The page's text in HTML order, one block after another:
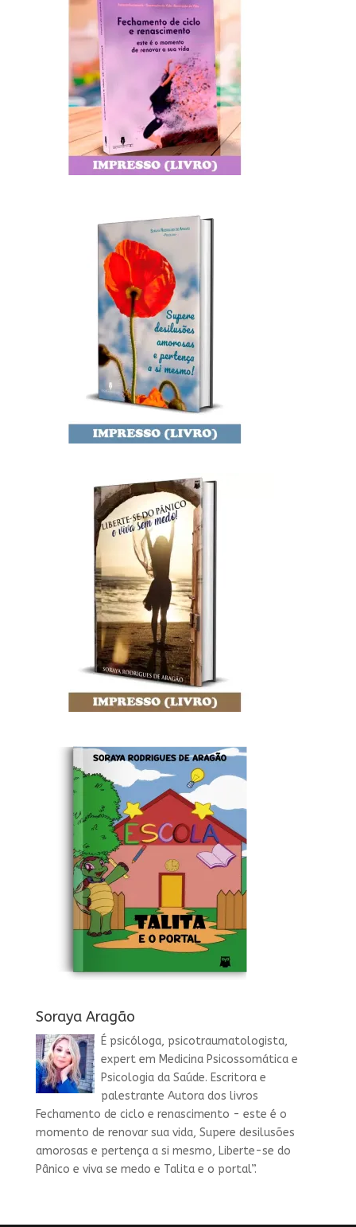
Soraya Aragão
É psicóloga, psicotraumatologista,
expert em Medicina Psicossomática e
Psicologia da Saúde. Escritora e
palestrante Autora dos livros
Fechamento de ciclo e renascimento - este é o
momento de renovar sua vida, Supere desilusões
amorosas e pertença a si mesmo, Liberte-se do
Pânico e viva se medo e Talita e o portal”.